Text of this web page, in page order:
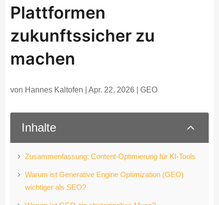
Plattformen
zukunftssicher zu
machen
von Hannes Kaltofen |Apr. 22, 2026 |GEO
Inhalte 2
Zusammenfassung: Content-Optimierung für KI-Tools
Warum ist Generative Engine Optimization (GEO)
wichtiger als SEO?